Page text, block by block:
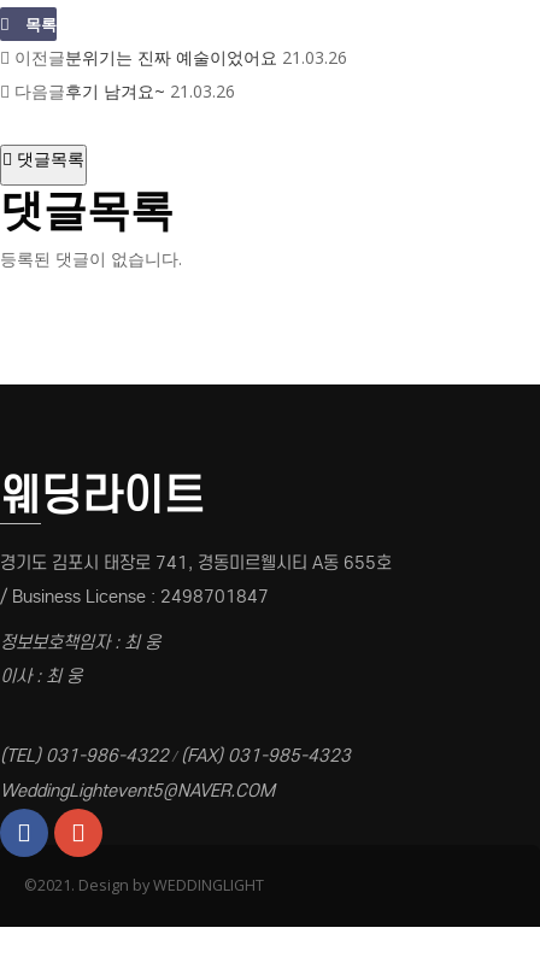
목록
이전글분위기는 진짜 예술이었어요 21.03.26
다음글후기 남겨요~ 21.03.26
댓글목록
댓글목록
등록된 댓글이 없습니다.
웨딩라이트
경기도 김포시 태장로 741, 경동미르웰시티 A동 655호
/ Business License : 2498701847
정보보호책임자 : 최 웅
이사 : 최 웅
(TEL) 031-986-4322/(FAX) 031-985-4323
WeddingLightevent5@NAVER.COM
©2021. Design by WEDDINGLIGHT